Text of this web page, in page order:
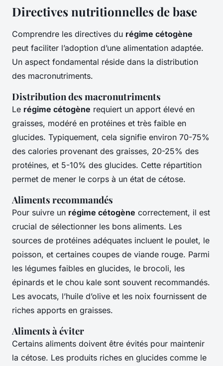
Directives nutritionnelles de base
Comprendre les directives du régime cétogène
peut faciliter l’adoption d’une alimentation adaptée.
Un aspect fondamental réside dans la distribution
des macronutriments.
Distribution des macronutriments
Le régime cétogène requiert un apport élevé en
graisses, modéré en protéines et très faible en
glucides. Typiquement, cela signifie environ 70-75%
des calories provenant des graisses, 20-25% des
protéines, et 5-10% des glucides. Cette répartition
permet de mener le corps à un état de cétose.
Aliments recommandés
Pour suivre un régime cétogène correctement, il est
crucial de sélectionner les bons aliments. Les
sources de protéines adéquates incluent le poulet, le
poisson, et certaines coupes de viande rouge. Parmi
les légumes faibles en glucides, le brocoli, les
épinards et le chou kale sont souvent recommandés.
Les avocats, l’huile d’olive et les noix fournissent de
riches apports en graisses.
Aliments à éviter
Certains aliments doivent être évités pour maintenir
la cétose. Les produits riches en glucides comme le